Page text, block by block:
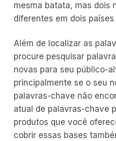
mesma batata, mas dois
diferentes em dois
Além de localizar as
procure pesquisar
novas para seu público-
principalmente se o seu
palavras-chave não
atual de palavras-chave
produtos que você
cobrir essas bases